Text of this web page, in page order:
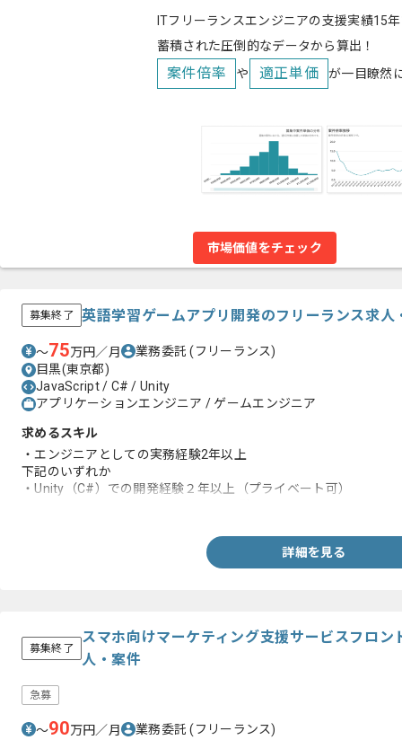
ITフリーランスエンジニアの支援実績15
蓄積された圧倒的なデータから算出！
案件倍率 や 適正単価 が一目瞭然
市場価値をチェック
募集終了 英語学習ゲームアプリ開発のフリーランス求人
〜75万円／月 業務委託(フリーランス)
目黒(東京都)
JavaScript / C# / Unity
アプリケーションエンジニア / ゲームエンジニア
求めるスキル
・エンジニアとしての実務経験2年以上
下記のいずれか
・Unity（C#）での開発経験２年以上（プライベート可）
詳細を見る
募集終了
スマホ向けマーケティング支援サービスフロ
人・案件
急募
〜90万円／月 業務委託(フリーランス)